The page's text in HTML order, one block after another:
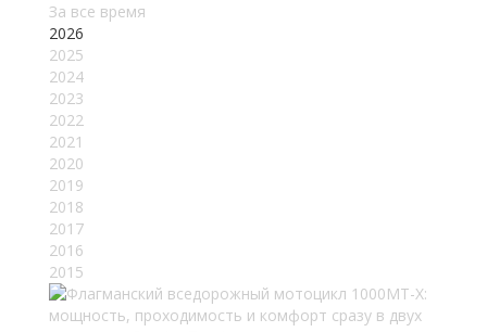
За все время
2026
2025
2024
2023
2022
2021
2020
2019
2018
2017
2016
2015